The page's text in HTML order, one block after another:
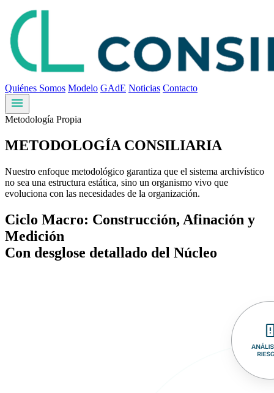
Quiénes Somos Modelo GAdE Noticias Contacto
menu
Metodología Propia
METODOLOGÍA CONSILIARIA
Nuestro enfoque metodológico garantiza que el sistema archivístico
no sea una estructura estática, sino un organismo vivo que
evoluciona con las necesidades de la organización.
Ciclo Macro: Construcción, Afinación y
Medición
Con desglose detallado del Núcleo